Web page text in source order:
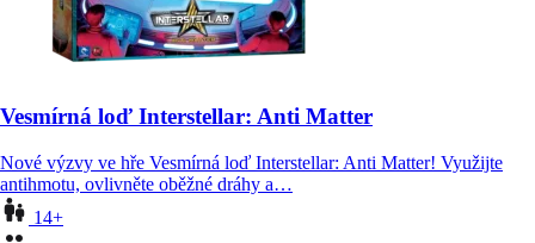
Vesmírná loď Interstellar: Anti Matter
Nové výzvy ve hře Vesmírná loď Interstellar: Anti Matter! Využijte
antihmotu, ovlivněte oběžné dráhy a…
14+